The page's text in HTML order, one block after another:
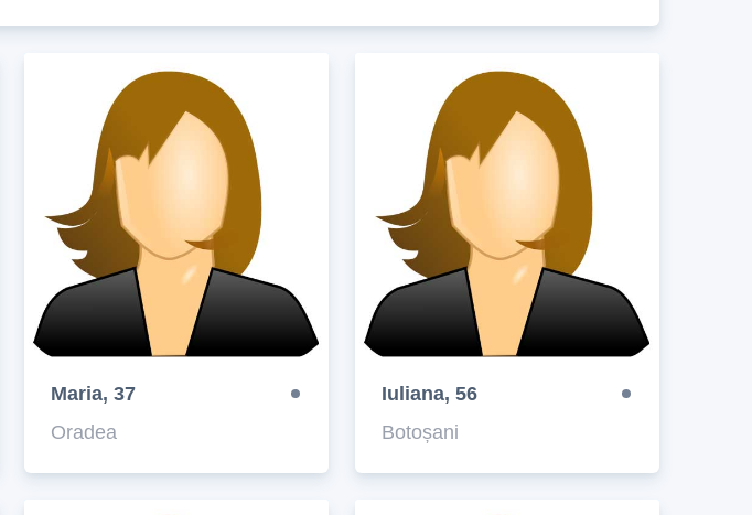
Maria, 37
Oradea
Iuliana, 56
Botoșani